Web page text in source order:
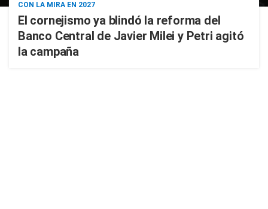
CON LA MIRA EN 2027
El cornejismo ya blindó la reforma del
Banco Central de Javier Milei y Petri agitó
la campaña